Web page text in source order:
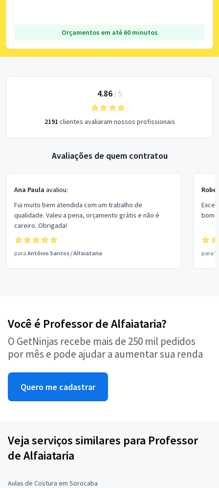
Orçamentos em até 60 minutos
4.86/ 5
2191 clientes avaliaram nossos profissionais
Avaliações de quem contratou
Ana Paula avaliou:
Fui muito bem atendida com um trabalho de
qualidade. Valeu a pena, orçamento grátis e não é
careiro. Obrigada!
para Antônio Santos /Alfaiataria
bom
para
Você é Professor de Alfaiataria?
O GetNinjas recebe mais de 250 mil pedidos
por mês e pode ajudar a aumentar sua renda
Quero me cadastrar
Veja serviços similares para Professor
de Alfaiataria
Aulas de Costura em Sorocaba